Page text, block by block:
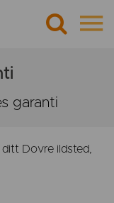
garanti
Dovre ildsted,